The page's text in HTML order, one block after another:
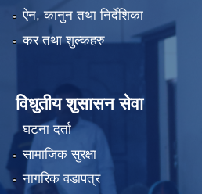
ऐन, कानुन तथा निर्देशिका
कर तथा शुल्कहरु
विधुतीय शुसासन सेवा
घटना दर्ता
सामाजिक सुरक्षा
नागरिक वडापत्र